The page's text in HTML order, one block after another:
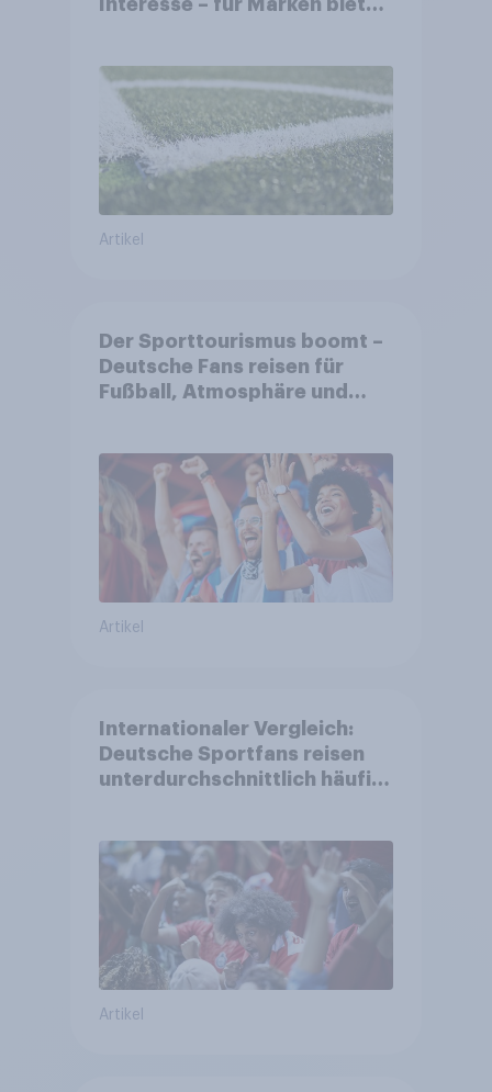
Interesse – für Marken bietet
Artikel
Der Sporttourismus boomt –
Deutsche Fans reisen für
Fußball, Atmosphäre und
Artikel
Internationaler Vergleich:
Deutsche Sportfans reisen
unterdurchschnittlich häufig
Artikel